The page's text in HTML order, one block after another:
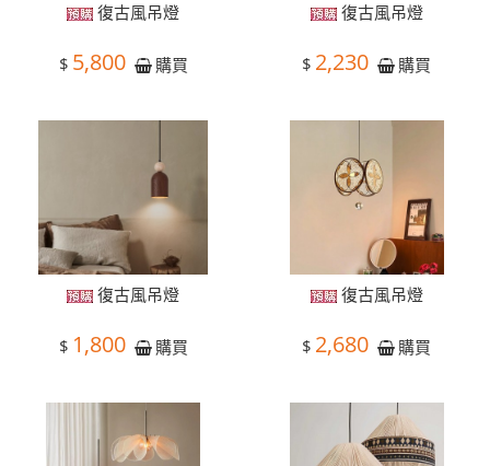
復古風吊燈
$ 5,800 購買
復古風吊燈
$ 2,230 購買
復古風吊燈
$ 1,800 購買
復古風吊燈
$ 2,680 購買